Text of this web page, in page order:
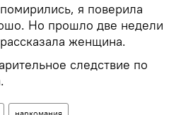
я поверила
Но прошло две недели
женщина.
следствие по